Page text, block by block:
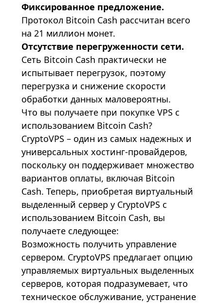
Фиксированное предложение.
Протокол Bitcoin Cash рассчитан всего
на 21 миллион монет.
Отсутствие перегруженности сети.
Сеть Bitcoin Cash практически не
испытывает перегрузок, поэтому
перегрузка и снижение скорости
обработки данных маловероятны.
Что вы получаете при покупке VPS с
использованием Bitcoin Cash?
CryptoVPS – один из самых надежных и
универсальных хостинг-провайдеров,
поскольку он поддерживает множество
вариантов оплаты, включая Bitcoin
Cash. Теперь, приобретая виртуальный
выделенный сервер у CryptoVPS с
использованием Bitcoin Cash, вы
получаете следующее:
Возможность получить управление
сервером. CryptoVPS предлагает опцию
управляемых виртуальных выделенных
серверов, которая подразумевает, что
техническое обслуживание, устранение